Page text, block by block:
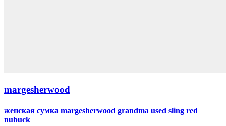
margesherwood
женская сумка margesherwood grandma used sling red
nubuck